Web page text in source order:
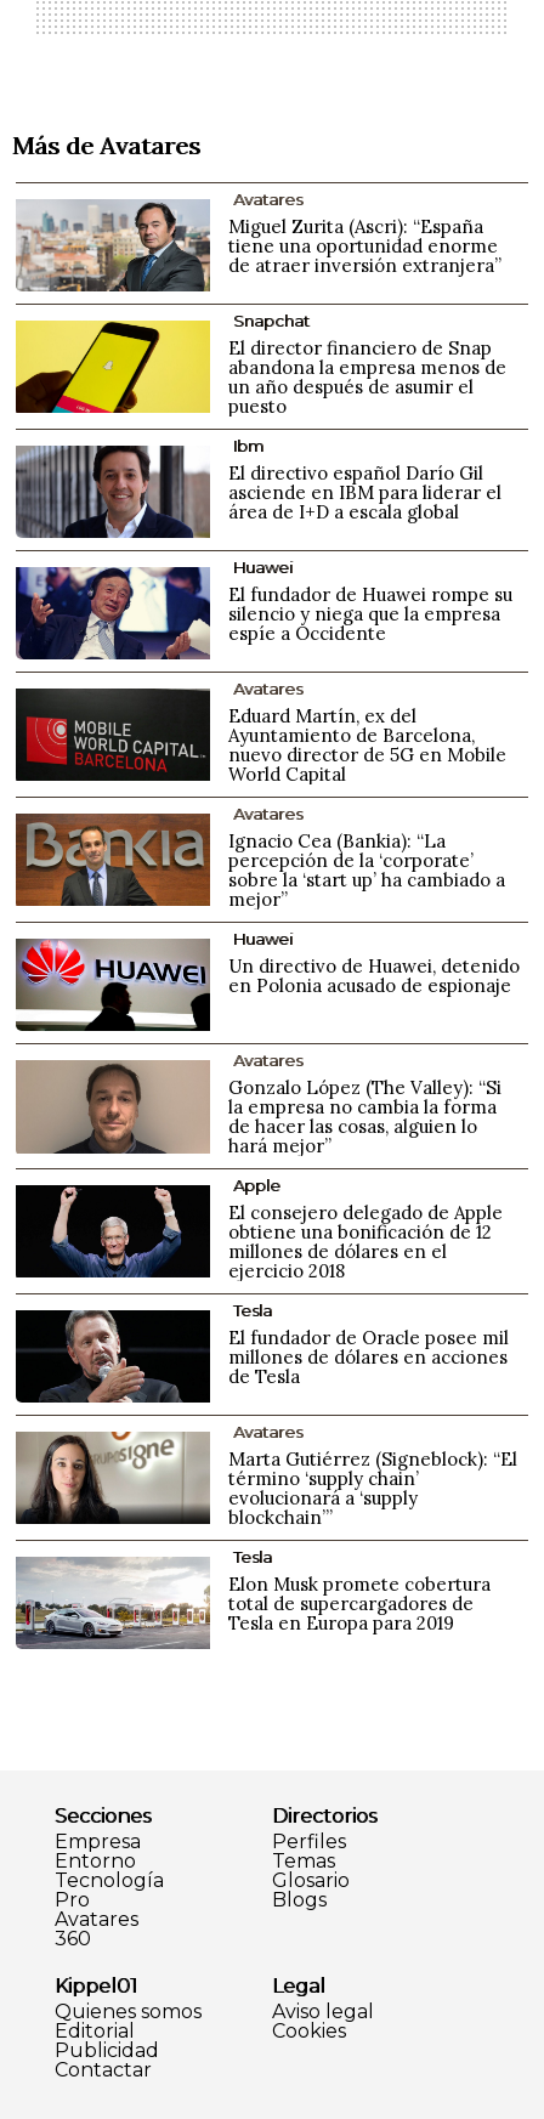
Más de Avatares
Avatares
Miguel Zurita (Ascri): “España
tiene una oportunidad enorme
de atraer inversión extranjera”
Snapchat
El director financiero de Snap
abandona la empresa menos de
un año después de asumir el
puesto
Ibm
El directivo español Darío Gil
asciende en IBM para liderar el
área de I+D a escala global
Huawei
El fundador de Huawei rompe su
silencio y niega que la empresa
espíe a Occidente
Avatares
Eduard Martín, ex del
Ayuntamiento de Barcelona,
nuevo director de 5G en Mobile
World Capital
Avatares
Ignacio Cea (Bankia): “La
percepción de la ‘corporate’
sobre la ‘start up’ ha cambiado a
mejor”
Huawei
Un directivo de Huawei, detenido
en Polonia acusado de espionaje
Avatares
Gonzalo López (The Valley): “Si
la empresa no cambia la forma
de hacer las cosas, alguien lo
hará mejor”
Apple
El consejero delegado de Apple
obtiene una bonificación de 12
millones de dólares en el
ejercicio 2018
Tesla
El fundador de Oracle posee mil
millones de dólares en acciones
de Tesla
Avatares
Marta Gutiérrez (Signeblock): “El
término ‘supply chain’
evolucionará a ‘supply
blockchain’”
Tesla
Elon Musk promete cobertura
total de supercargadores de
Tesla en Europa para 2019
Secciones
Empresa
Entorno
Tecnología
Pro
Avatares
360
Directorios
Perfiles
Temas
Glosario
Blogs
Kippel01
Quienes somos
Editorial
Publicidad
Contactar
Legal
Aviso legal
Cookies